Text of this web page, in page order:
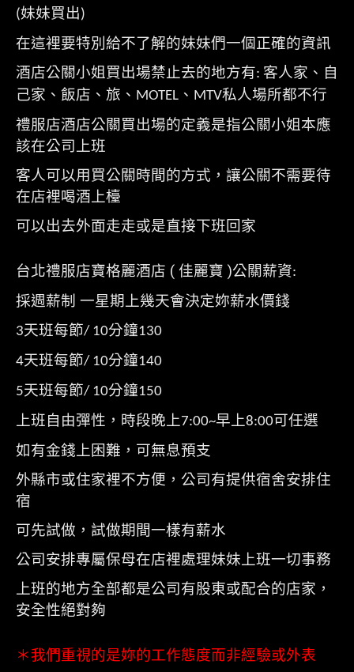
(妹妹買出)
在這裡要特別給不了解的妹妹們一個正確的資訊
酒店公關小姐買出場禁止去的地方有: 客人家、自
己家、飯店、旅、 MOTEL 、 MTV私人場所都不行
禮服店酒店公關買出場的定義是指公關小姐本應
該在公司上班
客人可以用買公關時間的方式，讓公關不需要待
在店裡喝酒上檯
可以出去外面走走或是直接下班回家
台北禮服店寶格麗酒店 ( 佳麗寶 )公關薪資:
採週薪制 一星期上幾天會決定妳薪水價錢
3天班每節/ 10分鐘130
4天班每節/ 10分鐘140
5天班每節/ 10分鐘150
上班自由彈性，時段晚上7:00~早上8:00可任選
如有金錢上困難，可無息預支
外縣市或住家裡不方便，公司有提供宿舍安排住
宿
可先試做，試做期間一樣有薪水
公司安排專屬保母在店裡處理妹妹上班一切事務
上班的地方全部都是公司有股東或配合的店家，
安全性絕對夠
＊我們重視的是妳的工作態度而非經驗或外表